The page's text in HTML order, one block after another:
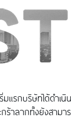
มแรกบริษัทได้ดำ
กร้าลากทั้งยังส